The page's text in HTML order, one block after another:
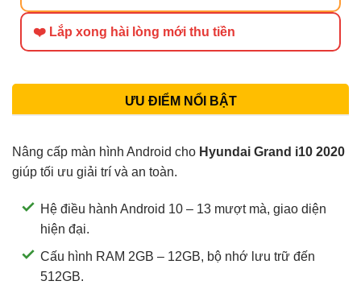
❤️ Lắp xong hài lòng mới thu tiền
ƯU ĐIỂM NỔI BẬT
Nâng cấp màn hình Android cho Hyundai Grand i10 2020
giúp tối ưu giải trí và an toàn.
Hệ điều hành Android 10 – 13 mượt mà, giao diện
hiện đại.
Cấu hình RAM 2GB – 12GB, bộ nhớ lưu trữ đến
512GB.